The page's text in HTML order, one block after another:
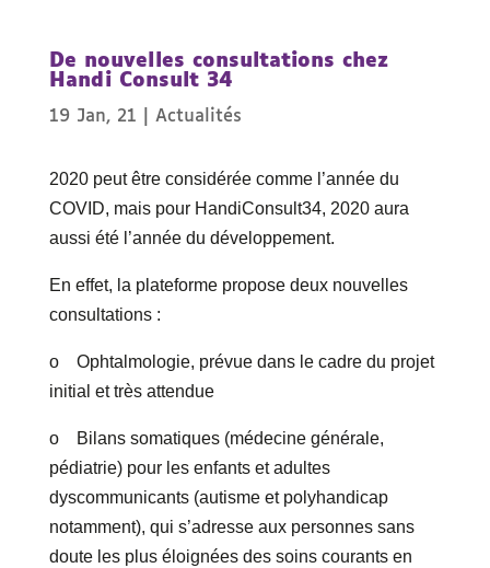
De nouvelles consultations chez
Handi Consult 34
19 Jan, 21 Actualités
2020 peut être considérée comme l’année du
COVID, mais pour HandiConsult34, 2020 aura
aussi été l’année du développement.
En effet, la plateforme propose deux nouvelles
consultations :
o Ophtalmologie, prévue dans le cadre du projet
initial et très attendue
o Bilans somatiques (médecine générale,
pédiatrie) pour les enfants et adultes
dyscommunicants (autisme et polyhandicap
notamment), qui s’adresse aux personnes sans
doute les plus éloignées des soins courants en